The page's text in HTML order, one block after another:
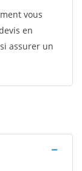
vous
en
assurer un